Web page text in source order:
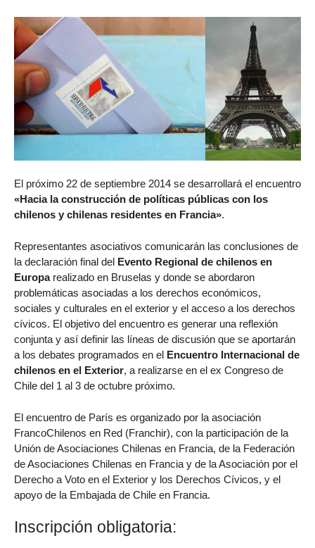
El próximo 22 de septiembre 2014 se desarrollará el encuentro
«Hacia la construcción de políticas públicas con los
chilenos y chilenas residentes en Francia».
Representantes asociativos comunicarán las conclusiones de
la declaración final del Evento Regional de chilenos en
Europarealizado en Bruselas y donde se abordaron
problemáticas asociadas a los derechos económicos,
sociales y culturales en el exterior y el acceso a los derechos
cívicos. El objetivo del encuentro es generar una reflexión
conjunta y así definir las líneas de discusión que se aportarán
a los debates programados en el Encuentro Internacional de
chilenos en el Exterior, a realizarse en el ex Congreso de
Chile del 1 al 3 de octubre próximo.
El encuentro de París es organizado por la asociación
FrancoChilenos en Red (Franchir), con la participación de la
Unión de Asociaciones Chilenas en Francia, de la Federación
de Asociaciones Chilenas en Francia y de la Asociación por el
Derecho a Voto en el Exterior y los Derechos Cívicos, y el
apoyo de la Embajada de Chile en Francia.
Inscripción obligatoria: